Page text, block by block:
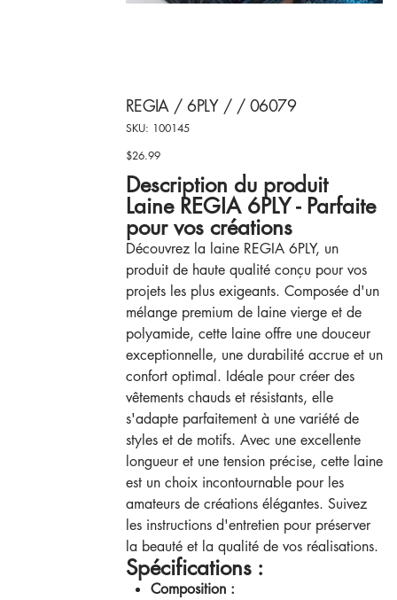
REGIA / 6PLY / / 06079
SKU:
SKU
100145
100145
Price
$26.99
Description du produit
Laine REGIA 6PLY - Parfaite
pour vos créations
Découvrez la laine REGIA 6PLY, un
produit de haute qualité conçu pour vos
projets les plus exigeants. Composée d'un
mélange premium de laine vierge et de
polyamide, cette laine offre une douceur
exceptionnelle, une durabilité accrue et un
confort optimal. Idéale pour créer des
vêtements chauds et résistants, elle
s'adapte parfaitement à une variété de
styles et de motifs. Avec une excellente
longueur et une tension précise, cette laine
est un choix incontournable pour les
amateurs de créations élégantes. Suivez
les instructions d'entretien pour préserver
la beauté et la qualité de vos réalisations.
Spécifications :
Composition :